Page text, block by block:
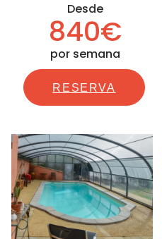
Desde
840€
por semana
RESERVA